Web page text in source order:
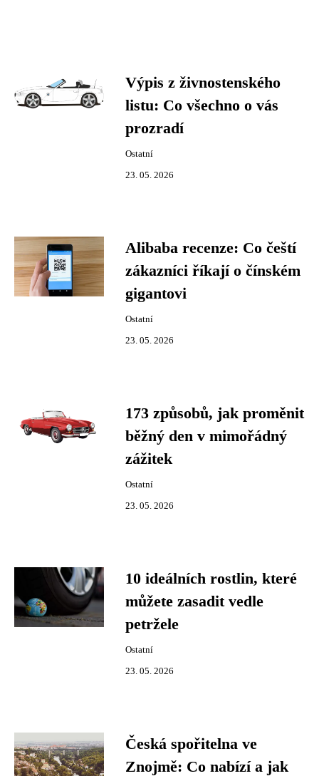
Výpis z živnostenského
listu: Co všechno o vás
prozradí
Ostatní
23. 05. 2026
Alibaba recenze: Co čeští
zákazníci říkají o čínském
gigantovi
Ostatní
23. 05. 2026
173 způsobů, jak proměnit
běžný den v mimořádný
zážitek
Ostatní
23. 05. 2026
10 ideálních rostlin, které
můžete zasadit vedle
petržele
Ostatní
23. 05. 2026
Česká spořitelna ve
Znojmě: Co nabízí a jak